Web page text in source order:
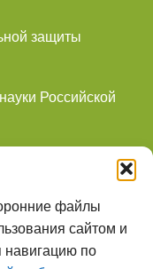
файлы
сайтом и
навигацию по
защиты
Российской